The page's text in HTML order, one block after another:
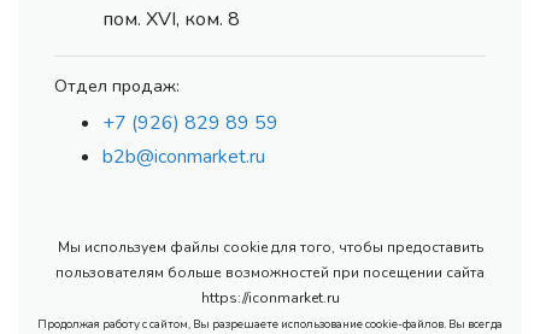
пом. XVI, ком. 8
Отдел продаж:
+7 (926) 829 89 59
b2b@iconmarket.ru
Мы используем файлы cookie для того, чтобы предоставить
пользователям больше возможностей при посещении сайта
https://iconmarket.ru
Продолжая работу с сайтом, Вы разрешаете использование cookie-файлов. Вы всегда